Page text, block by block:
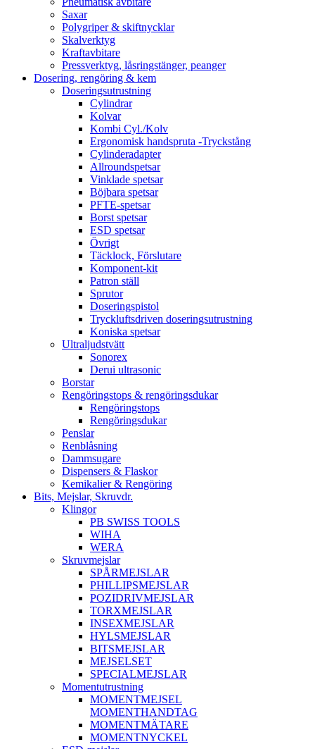
Saxar
Polygriper & skiftnycklar
Skalverktyg
Kraftavbitare
Pressverktyg, låsringstänger, peanger
Dosering, rengöring & kem
Doseringsutrustning
Cylindrar
Kolvar
Kombi Cyl./Kolv
Ergonomisk handspruta -Tryckstång
Cylinderadapter
Allroundspetsar
Vinklade spetsar
Böjbara spetsar
PFTE-spetsar
Borst spetsar
ESD spetsar
Övrigt
Täcklock, Förslutare
Komponent-kit
Patron ställ
Sprutor
Doseringspistol
Tryckluftsdriven doseringsutrustning
Koniska spetsar
Ultraljudstvätt
Sonorex
Derui ultrasonic
Borstar
Rengöringstops & rengöringsdukar
Rengöringstops
Rengöringsdukar
Penslar
Renblåsning
Dammsugare
Dispensers & Flaskor
Kemikalier & Rengöring
Bits, Mejslar, Skruvdr.
Klingor
PB SWISS TOOLS
WIHA
WERA
Skruvmejslar
SPÅRMEJSLAR
PHILLIPSMEJSLAR
POZIDRIVMEJSLAR
TORXMEJSLAR
INSEXMEJSLAR
HYLSMEJSLAR
BITSMEJSLAR
MEJSELSET
SPECIALMEJSLAR
Momentutrustning
MOMENTMEJSEL
MOMENTHANDTAG
MOMENTMÄTARE
MOMENTNYCKEL